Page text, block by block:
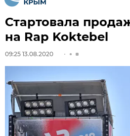
Стартовала
на Rap Koktebel
09:25 13.08.2020